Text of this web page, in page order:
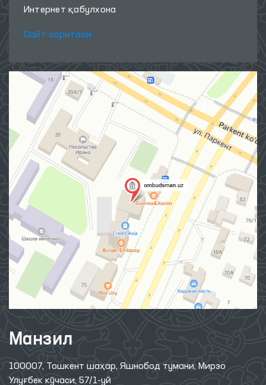
Интернет қабулхона
Сайт харитаси
Манзил
100007, Тошкент шаҳар, Яшнобод тумани, Мирзо
Улуғбек кўчаси, 57/1-уй